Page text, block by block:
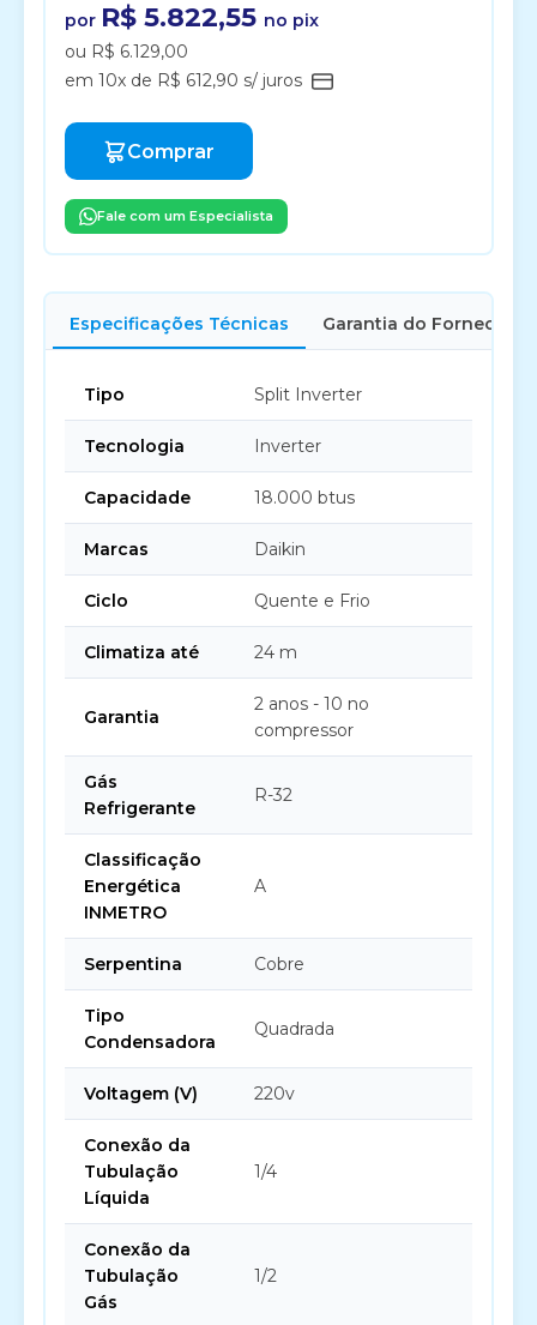
por R$ 5.822,55 no pix
ou R$ 6.129,00
em 10x de R$ 612,90 s/ juros
Comprar
Fale com um Especialista
Especificações Técnicas Garantia do Fornecedor
Tipo Split Inverter
Tecnologia Inverter
Capacidade 18.000 btus
Marcas Daikin
Ciclo Quente e Frio
Climatiza até 24 m
Garantia
2 anos - 10 no
compressor
Gás
Refrigerante
R-32
Classificação
Energética
INMETRO
A
Serpentina Cobre
Tipo
Condensadora
Quadrada
Voltagem (V) 220v
Conexão da
Tubulação
Líquida
1/4
Conexão da
Tubulação
Gás
1/2